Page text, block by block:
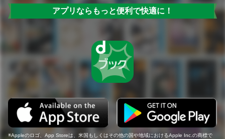
アプリならもっと便利で快適に！
Appleのロゴ、App Storeは、米国もしくはその他の国や地域におけるApple Inc.の商標で